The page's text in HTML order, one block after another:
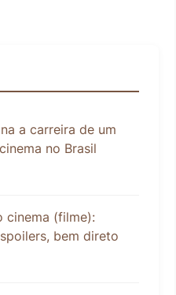
a carreira de um
no Brasil
cinema (filme):
bem direto